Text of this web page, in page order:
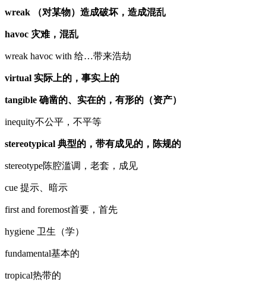
wreak （对某物）造成破坏，造成混乱
havoc 灾难，混乱
wreak havoc with 给…带来浩劫
virtual 实际上的，事实上的
tangible 确凿的、实在的，有形的（资产）
inequity不公平，不平等
stereotypical 典型的，带有成见的，陈规的
stereotype陈腔滥调，老套，成见
cue 提示、暗示
first and foremost首要，首先
hygiene 卫生（学）
fundamental基本的
tropical热带的